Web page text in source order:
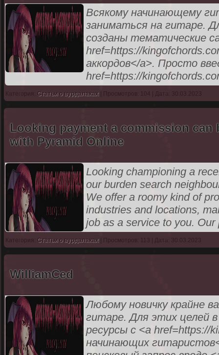
Всякому начинающему
заниматься на гитаре.
созданы тематические
href=https://
аккордов</a>. Просто
href=https://
Категория: Статьи о вурдалаках | Просмотров: 104 | Дата: 30.03.2023
Looking payment a commission can
with Pyramid Online
Looking championing a
our burden search
We offer a roomy kind of
industries and locations,
job as a service to you.
Категория: Статьи о вурдалаках | Просмотров: 113 | Дата: 30.03.2023
WilliamCed
Любому новичку крайне
гитаре. Для этих целей
ресурсы с <a href=https://
начинающих